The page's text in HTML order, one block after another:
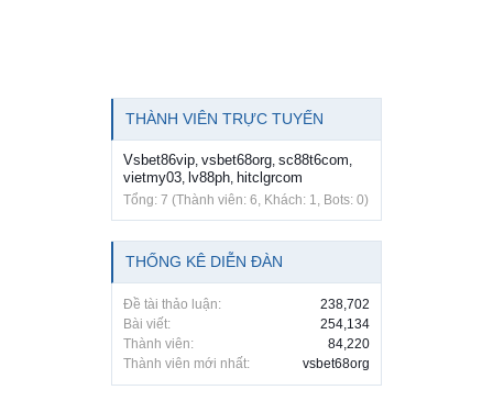
THÀNH VIÊN TRỰC TUYẾN
Vsbet86vip, vsbet68org, sc88t6com,
vietmy03, lv88ph, hitclgrcom
Tổng: 7 (Thành viên: 6, Khách: 1, Bots: 0)
THỐNG KÊ DIỄN ĐÀN
Đề tài thảo luận:
238,702
Bài viết:
254,134
Thành viên:
84,220
Thành viên mới nhất:
vsbet68org